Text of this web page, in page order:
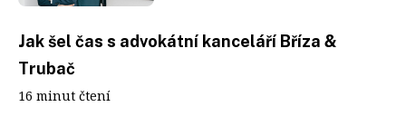
Jak šel čas s advokátní kanceláří Bříza &
Trubač
16 minut čtení